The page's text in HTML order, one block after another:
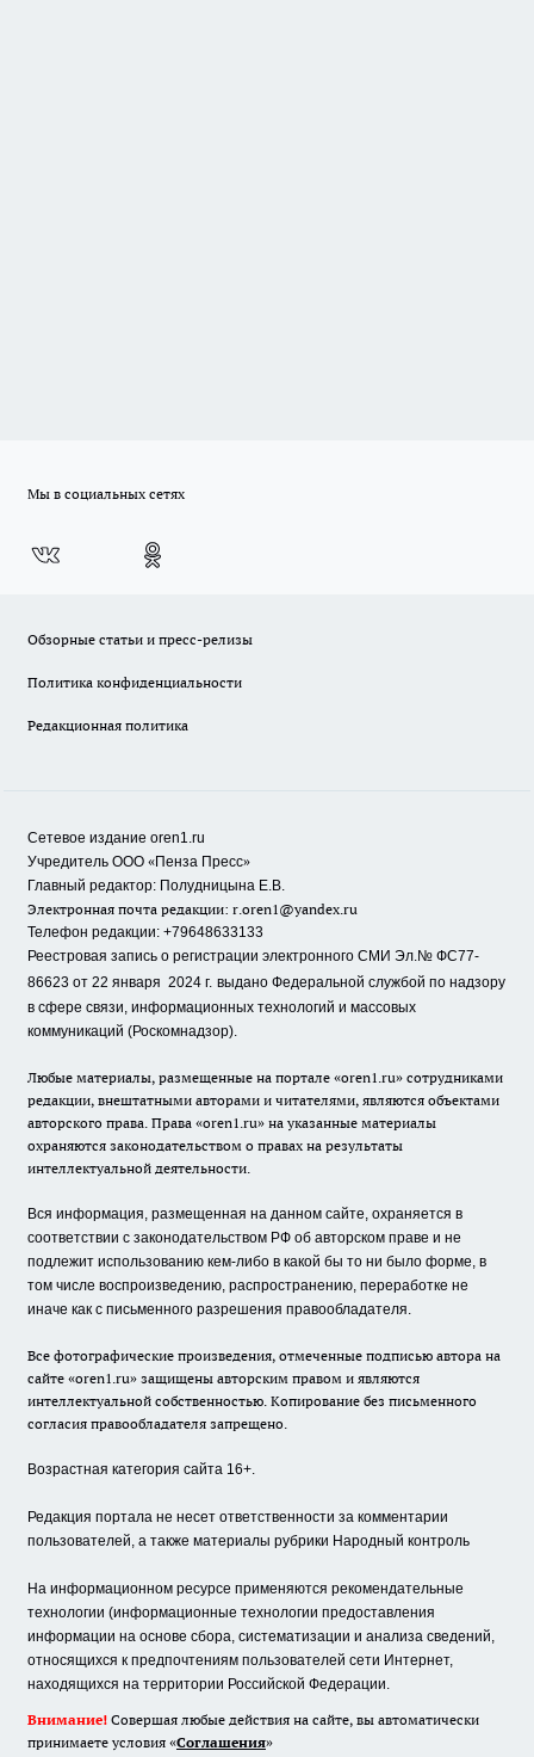
Мы в социальных сетях
Обзорные статьи и пресс-релизы
Политика конфиденциальности
Редакционная политика
Сетевое издание oren1.ru
Учредитель ООО «Пенза Пресс»
Главный редактор: Полудницына Е.В.
Электронная почта редакции: r.oren1@yandex.ru
Телефон редакции: +79648633133
Реестровая запись о регистрации электронного СМИ Эл.№ ФС77-
86623 от 22 января 2024 г. выдано Федеральной службой по надзору
в сфере связи, информационных технологий и массовых
коммуникаций (Роскомнадзор).
Любые материалы, размещенные на портале «oren1.ru» сотрудниками
редакции, внештатными авторами и читателями, являются объектами
авторского права. Права «oren1.ru» на указанные материалы
охраняются законодательством о правах на результаты
интеллектуальной деятельности.
Вся информация, размещенная на данном сайте, охраняется в
соответствии с законодательством РФ об авторском праве и не
подлежит использованию кем-либо в какой бы то ни было форме, в
том числе воспроизведению, распространению, переработке не
иначе как с письменного разрешения правообладателя.
Все фотографические произведения, отмеченные подписью автора на
сайте «oren1.ru» защищены авторским правом и являются
интеллектуальной собственностью. Копирование без письменного
согласия правообладателя запрещено.
Возрастная категория сайта 16+.
Редакция портала не несет ответственности за комментарии
пользователей, а также материалы рубрики Народный контроль
На информационном ресурсе применяются рекомендательные
технологии (информационные технологии предоставления
информации на основе сбора, систематизации и анализа сведений,
относящихся к предпочтениям пользователей сети Интернет,
находящихся на территории Российской Федерации.
Внимание! Совершая любые действия на сайте, вы автоматически
принимаете условия «Cоглашения»